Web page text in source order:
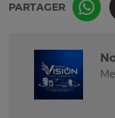
PARTAGER